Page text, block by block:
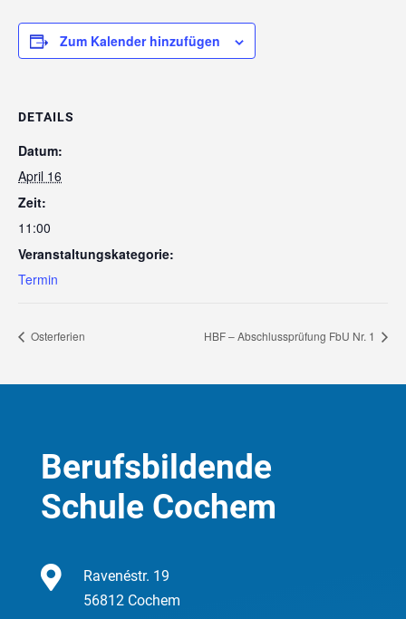
Zum Kalender hinzufügen
DETAILS
Datum:
April 16
Zeit:
11:00
Veranstaltungskategorie:
Termin
Osterferien HBF – Abschlussprüfung FbU Nr. 1
Berufsbildende
Schule Cochem

Ravenéstr. 19
56812 Cochem